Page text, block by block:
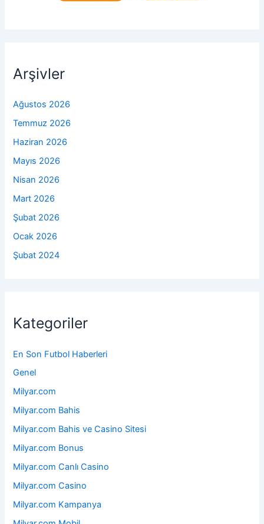
Arşivler
Ağustos 2026
Temmuz 2026
Haziran 2026
Mayıs 2026
Nisan 2026
Mart 2026
Şubat 2026
Ocak 2026
Şubat 2024
Kategoriler
En Son Futbol Haberleri
Genel
Milyar.com
Milyar.com Bahis
Milyar.com Bahis ve Casino Sitesi
Milyar.com Bonus
Milyar.com Canlı Casino
Milyar.com Casino
Milyar.com Kampanya